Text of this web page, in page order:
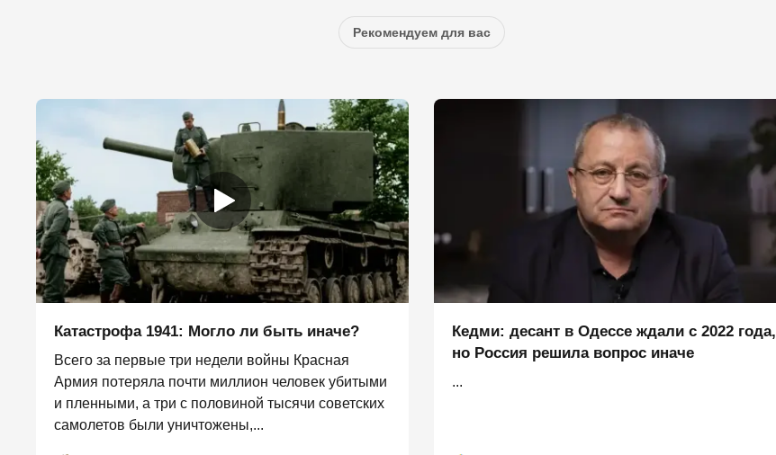
Рекомендуем для вас
Катастрофа 1941: Могло ли быть иначе?
Всего за первые три недели войны Красная
Армия потеряла почти миллион человек убитыми
и пленными, а три с половиной тысячи советских
самолетов были уничтожены,...
Кедми: десант в Одессе ждали с 2022 года,
но Россия решила вопрос иначе
...